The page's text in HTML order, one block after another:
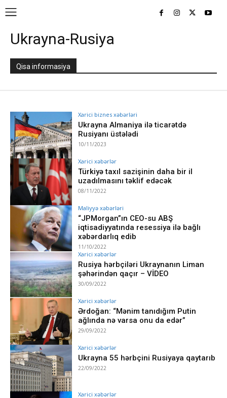
Ukrayna-Rusiya
Qisa informasiya
Xarici biznes xəbərləri
Ukrayna Almaniya ilə ticarətdə
Rusiyanı üstələdi
10/11/2023
Xarici xəbərlər
Türkiyə taxıl sazişinin daha bir il
uzadılmasını təklif edəcək
08/11/2022
Maliyyə xəbərləri
“JPMorgan”ın CEO-su ABŞ
iqtisadiyyatında resessiya ilə bağlı
xəbərdarlıq edib
11/10/2022
Xarici xəbərlər
Rusiya hərbçiləri Ukraynanın Liman
şəhərindən qaçır – VİDEO
30/09/2022
Xarici xəbərlər
Ərdoğan: “Mənim tanıdığım Putin
ağlında nə varsa onu da edər”
29/09/2022
Xarici xəbərlər
Ukrayna 55 hərbçini Rusiyaya qaytarıb
22/09/2022
Xarici xəbərlər